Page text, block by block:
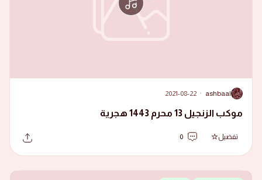
A
ashbaal
·
2021-08-22
موكب الزنجيل 13 محرم 1443 هجرية
تفضيل 0